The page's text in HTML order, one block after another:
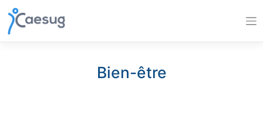
content
Bien-être